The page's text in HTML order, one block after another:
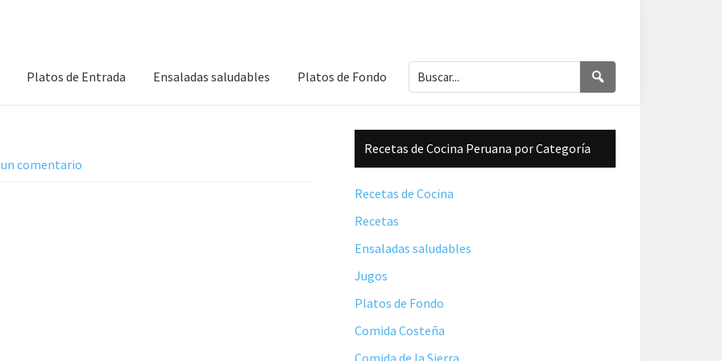
Platos de Entrada Ensaladas saludables Platos de Fondo Buscar...
comentario
Barra
lateral
principal
Recetas de Cocina Peruana por Categoría
Recetas de Cocina
Recetas
Ensaladas saludables
Jugos
Platos de Fondo
Comida Costeña
Comida de la Sierra